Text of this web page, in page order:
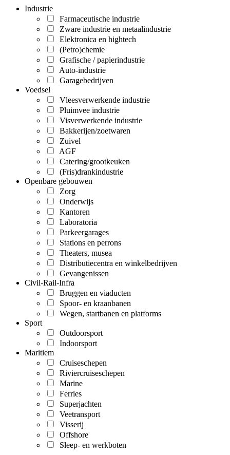
Industrie
Farmaceutische industrie
Zware industrie en metaalindustrie
Elektronica en hightech
(Petro)chemie
Grafische / papierindustrie
Auto-industrie
Garagebedrijven
Voedsel
Vleesverwerkende industrie
Pluimvee industrie
Visverwerkende industrie
Bakkerijen/zoetwaren
Zuivel
AGF
Catering/grootkeuken
(Fris)drankindustrie
Openbare gebouwen
Zorg
Onderwijs
Kantoren
Laboratoria
Parkeergarages
Stations en perrons
Theaters, musea
Distributiecentra en winkelbedrijven
Gevangenissen
Civil-Rail-Infra
Bruggen en viaducten
Spoor- en kraanbanen
Wegen, startbanen en platforms
Sport
Outdoorsport
Indoorsport
Maritiem
Cruiseschepen
Riviercruiseschepen
Marine
Ferries
Superjachten
Veetransport
Visserij
Offshore
Sleep- en werkboten